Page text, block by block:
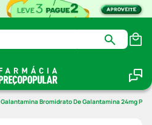
Galantamina Bromidrato De Galantamina 24mg